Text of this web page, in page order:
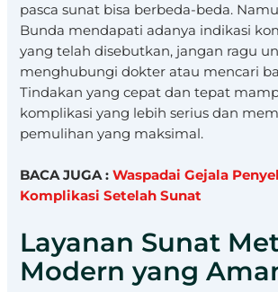
pasca sunat bisa berbeda-beda.
Bunda mendapati adanya indikasi
yang telah disebutkan, jangan ragu
menghubungi dokter atau mencari
Tindakan yang cepat dan tepat
komplikasi yang lebih serius dan
pemulihan yang maksimal.
BACA JUGA :Waspadai Gejala
Komplikasi Setelah Sunat
Layanan Sunat
Modern yang